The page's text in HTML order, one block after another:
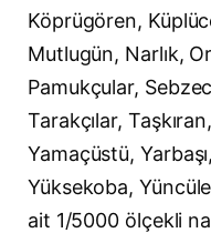
Köprügören,
Mutlugün, Narlık,
Pamukçular,
Tarakçılar,
Yamaçüstü,
Yüksekoba,
ait 1/5000 ölçekli